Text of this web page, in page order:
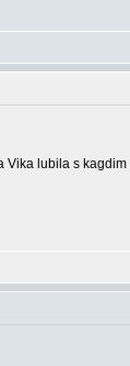
Vika lubila s